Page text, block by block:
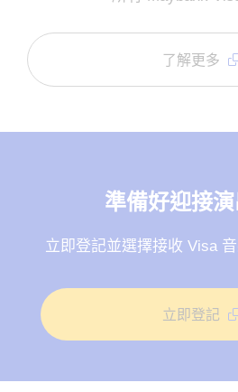
了解更多
準備好迎接演
立即登記並選擇接收 Visa
立即登記